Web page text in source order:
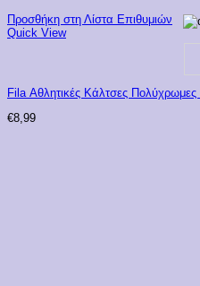
Προσθήκη στη Λίστα Επιθυμιών
Quick View
Fila Αθλητικές Κάλτσες
€8,99